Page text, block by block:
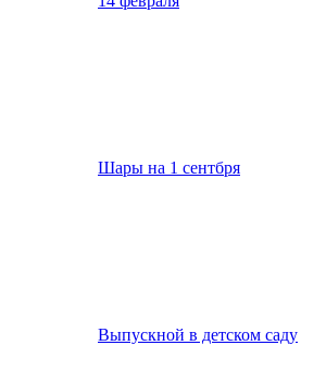
Шары на 1 сентбря
Выпускной в детском саду